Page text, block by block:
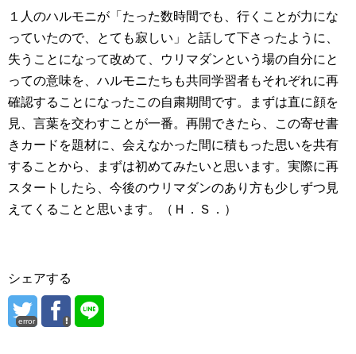
１人のハルモニが「たった数時間でも、行くことが力にな
っていたので、とても寂しい」と話して下さったように、
失うことになって改めて、ウリマダンという場の自分にと
っての意味を、ハルモニたちも共同学習者もそれぞれに再
確認することになったこの自粛期間です。まずは直に顔を
見、言葉を交わすことが一番。再開できたら、この寄せ書
きカードを題材に、会えなかった間に積もった思いを共有
することから、まずは初めてみたいと思います。実際に再
スタートしたら、今後のウリマダンのあり方も少しずつ見
えてくることと思います。（Ｈ．Ｓ．）
シェアする
error